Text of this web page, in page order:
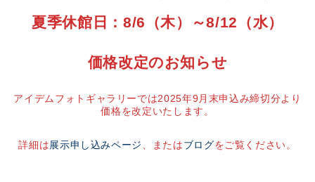
夏季休館日：8/6（木）～8/12（水）
価格改定のお知らせ
アイデムフォトギャラリーでは2025年9月末申込み締切分より
価格を改定いたします。
詳細は展示申し込みページ 、またはブログをご覧ください。